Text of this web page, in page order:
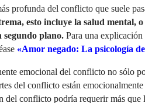
profunda del conflicto que suele
esto incluye la salud mental,
segundo plano. Para una
«Amor negado: La psicología
emocional del conflicto no sólo
del conflicto están
del conflicto podría requerir más que